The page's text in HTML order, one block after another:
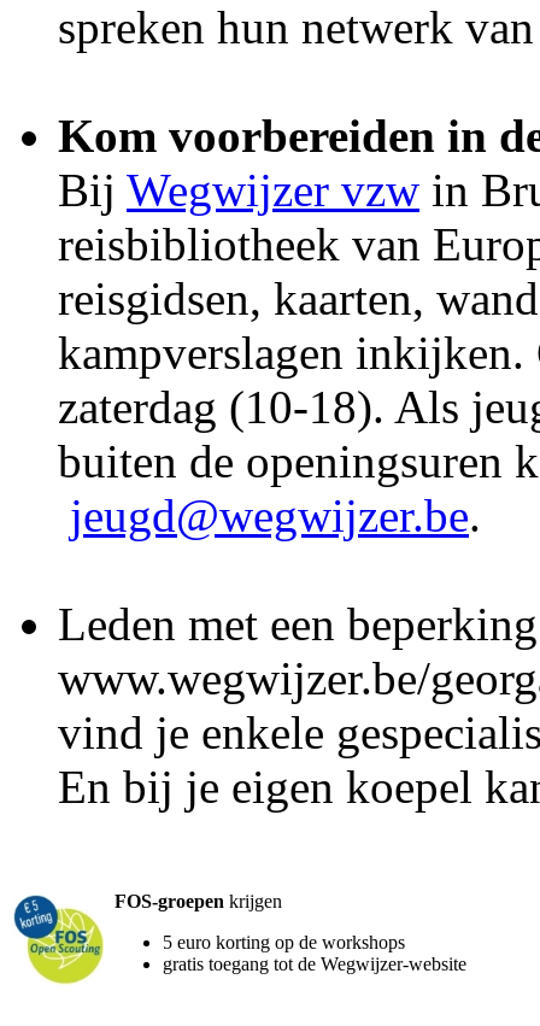
spreken hun netwerk
Kom voorbereiden in
Bij Wegwijzer vzw in
reisbibliotheek van
reisgidsen, kaarten,
kampverslagen inkijken.
zaterdag (10-18). Als
buiten de openingsuren
jeugd@wegwijzer.be.
Leden met een
www.wegwijzer.be/
vind je enkele
En bij je eigen koepel
FOS-groepen krijgen
5 euro korting op de workshops
gratis toegang tot de Wegwijzer-website